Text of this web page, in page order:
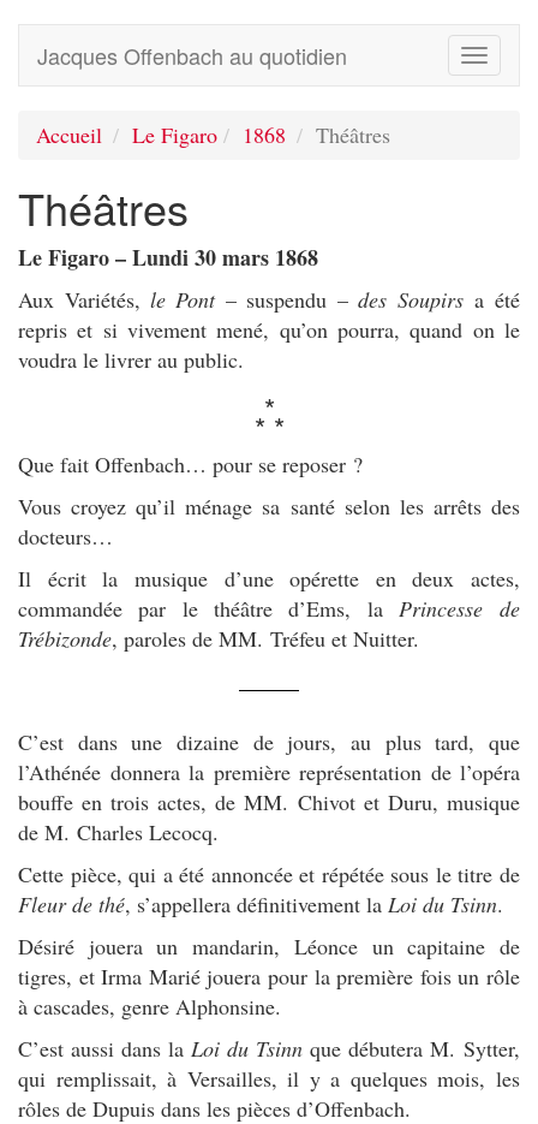
Toggle
Jacques Offenbach au quotidien
Accueil Le Figaro 1868 Théâtres
Théâtres
Le Figaro – Lundi 30 mars 1868
Aux Variétés, le Pont– suspendu – des Soupirs a été
repris et si vivement mené, qu’on pourra, quand on le
voudra le livrer au public.
*
* *
Que fait Offenbach… pour se reposer ?
Vous croyez qu’il ménage sa santé selon les arrêts des
docteurs…
Il écrit la musique d’une opérette en deux actes,
commandée par le théâtre d’Ems, la Princesse de
Trébizonde, paroles de MM. Tréfeu et Nuitter.
C’est dans une dizaine de jours, au plus tard, que
l’Athénée donnera la première représentation de l’opéra
bouffe en trois actes, de MM. Chivot et Duru, musique
de M. Charles Lecocq.
Cette pièce, qui a été annoncée et répétée sous le titre de
Fleur de thé, s’appellera définitivement la Loi du Tsinn.
Désiré jouera un mandarin, Léonce un capitaine de
tigres, et Irma Marié jouera pour la première fois un rôle
à cascades, genre Alphonsine.
C’est aussi dans la Loi du Tsinn que débutera M. Sytter,
qui remplissait, à Versailles, il y a quelques mois, les
rôles de Dupuis dans les pièces d’Offenbach.